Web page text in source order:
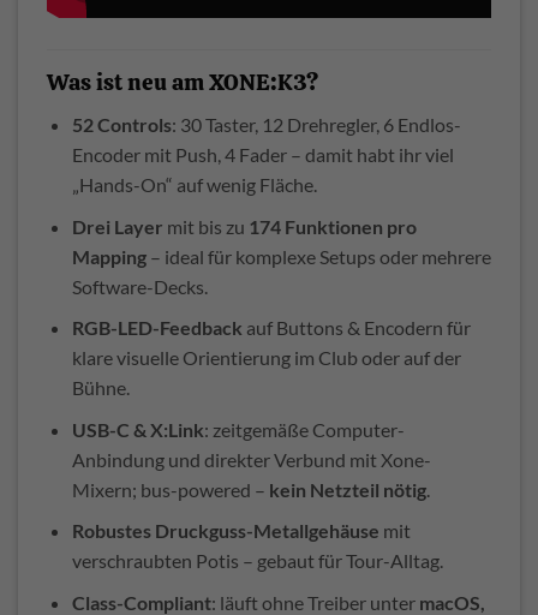
Was ist neu am XONE:K3?
52 Controls: 30 Taster, 12 Drehregler, 6 Endlos-
Encoder mit Push, 4 Fader – damit habt ihr viel
„Hands-On“ auf wenig Fläche.
Drei Layer mit bis zu 174 Funktionen pro
Mapping– ideal für komplexe Setups oder mehrere
Software-Decks.
RGB-LED-Feedback auf Buttons & Encodern für
klare visuelle Orientierung im Club oder auf der
Bühne.
USB-C & X:Link: zeitgemäße Computer-
Anbindung und direkter Verbund mit Xone-
Mixern; bus-powered – kein Netzteil nötig.
Robustes Druckguss-Metallgehäuse mit
verschraubten Potis – gebaut für Tour-Alltag.
Class-Compliant: läuft ohne Treiber unter macOS,